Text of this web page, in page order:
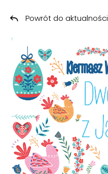
Przeskocz do treści
ARCHIWUM
Powrót do aktualności